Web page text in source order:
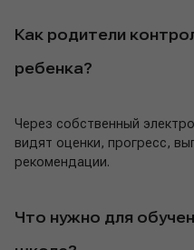
Как родители
ребенка?
Через собственный
видят оценки, прогресс,
рекомендации.
Что нужно для